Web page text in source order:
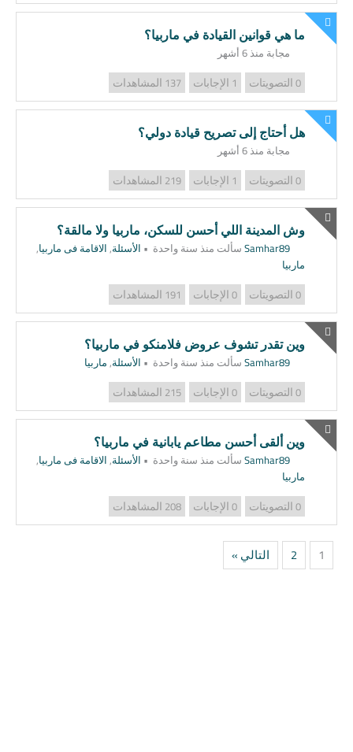
ما هي قوانين القيادة في ماربيا؟
مجابة منذ 6 أشهر
137المشاهدات الإجابات التصويتات
هل أحتاج إلى تصريح قيادة دولي؟
مجابة منذ 6 أشهر
219المشاهدات الإجابات التصويتات
وش المدينة اللي أحسن للسكن، ماربيا ولا مالقة؟
Samhar89سألت منذ سنة واحدة• الأسئلة,الاقامة فى ماربيا,
ماربيا
191المشاهدات الإجابات التصويتات
وين تقدر تشوف عروض فلامنكو في ماربيا؟
Samhar89سألت منذ سنة واحدة• الأسئلة,ماربيا
215المشاهدات الإجابات التصويتات
وين ألقى أحسن مطاعم يابانية في ماربيا؟
Samhar89سألت منذ سنة واحدة• الأسئلة,الاقامة فى ماربيا,
ماربيا
208المشاهدات الإجابات التصويتات
التالي »